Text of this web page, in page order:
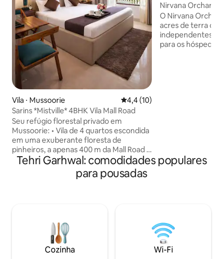
Vila ⋅ Mussoorie 4,4 de uma avaliação média
4,4 (10)
Sarins *Mistville* 4BHK Vila Mall Road
Seu refúgio florestal privado em
Mussoorie: • Vila de 4 quartos escondida
em uma exuberante floresta de
pinheiros, a apenas 400 m da Mall Road e
da estrada de camelos e a 1 km da
Library Chowk. • Novo terraço no último
andar com sala de jantar, fogueira,
animais de estimação. • Ideal para
famílias, casais, grupos e amantes da
natureza que buscam paz e pássaros,
trilhas e vistas da neve. • Aceita animais
Nirvana Orchard
acesso privativo
O Nirvana
acres de terra
independentes e
para os
treinados, você
experiência
Tehri Garhwal: comodidades populares
para pousadas
Cozinha Wi-Fi